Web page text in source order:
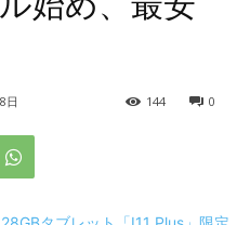
日 0
144